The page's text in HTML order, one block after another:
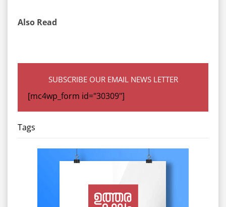
Also Read
SUBSCRIBE OUR EMAIL NEWS LETTER
[mc4wp_form id="30309"]
Tags